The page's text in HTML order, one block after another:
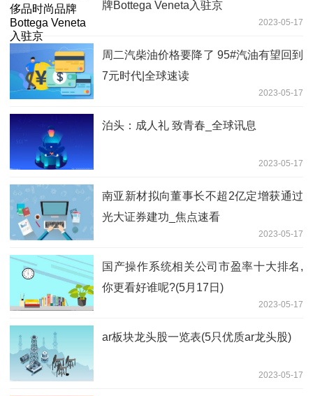
牌Bottega Veneta入驻京
2023-05-17
周二汽柴油价格要降了 95#汽油有望回到
7元时代|全球速读
2023-05-17
泊头：成人礼 致青春_全球讯息
2023-05-17
南亚新材拟向董事长不超2亿定增获通过
光大证券建功_焦点速看
2023-05-17
国产操作系统相关公司市盈率十大排名,
你更看好谁呢?(5月17日)
2023-05-17
ar板块龙头股一览表(5只优质ar龙头股)
2023-05-17